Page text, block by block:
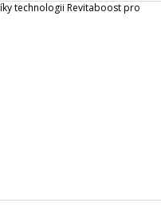
technologii Revitaboost pro